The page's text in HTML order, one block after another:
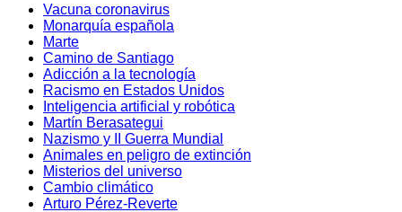
Vacuna coronavirus
Monarquía española
Marte
Camino de Santiago
Adicción a la tecnología
Racismo en Estados Unidos
Inteligencia artificial y robótica
Martín Berasategui
Nazismo y II Guerra Mundial
Animales en peligro de extinción
Misterios del universo
Cambio climático
Arturo Pérez-Reverte